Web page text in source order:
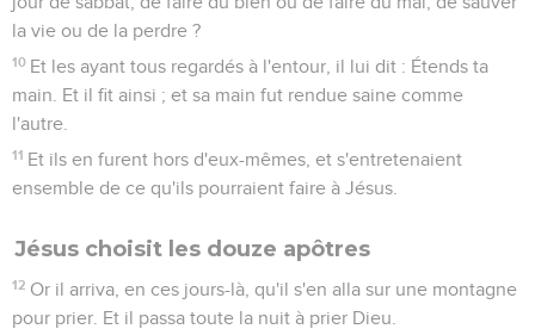
la vie ou de la perdre ?
10 Et les ayant tous regardés à l'entour, il lui dit : Étends ta
main. Et il fit ainsi ; et sa main fut rendue saine comme
l'autre.
11 Et ils en furent hors d'eux-mêmes, et s'entretenaient
ensemble de ce qu'ils pourraient faire à Jésus.
Jésus choisit les douze apôtres
12 Or il arriva, en ces jours-là, qu'il s'en alla sur une montagne
pour prier. Et il passa toute la nuit à prier Dieu.